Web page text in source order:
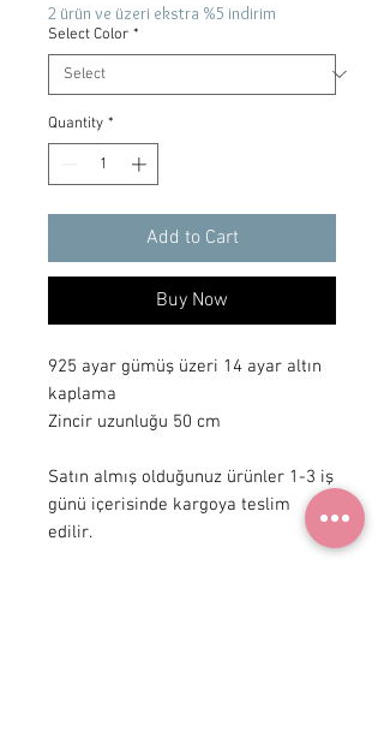
2 ürün ve üzeri ekstra %5 indirim
Select Color *
Quantity *
Add to Cart
Buy Now
925 ayar gümüş üzeri 14 ayar altın
kaplama
Zincir uzunluğu 50 cm
Satın almış olduğunuz ürünler 1-3 iş
günü içerisinde kargoya teslim
edilir.